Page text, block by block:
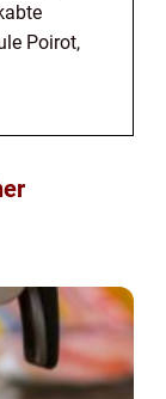
Poirot,